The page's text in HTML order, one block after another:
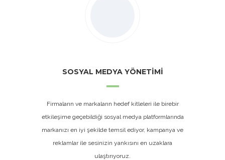
SOSYAL MEDYA YÖNETİMİ
Firmaların ve markaların hedef kitleleri ile birebir
etkileşime geçebildiği sosyal medya platformlarında
markanızı en iyi şekilde temsil ediyor, kampanya ve
reklamlar ile sesinizin yankısını en uzaklara
ulaştırıyoruz.